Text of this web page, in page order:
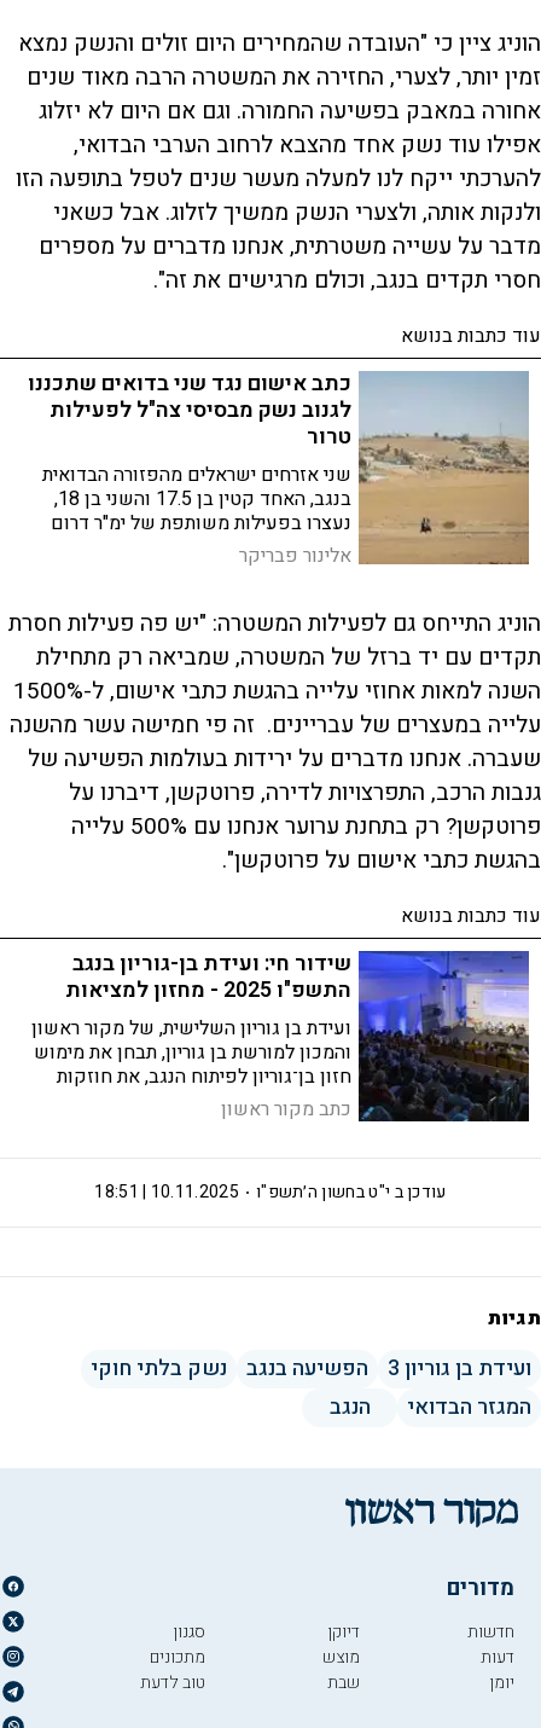
הוניג ציין כי "העובדה שהמחירים היום זולים והנשק נמצא
זמין יותר, לצערי, החזירה את המשטרה הרבה מאוד שנים
אחורה במאבק בפשיעה החמורה. וגם אם היום לא יזלוג
אפילו עוד נשק אחד מהצבא לרחוב הערבי הבדואי,
להערכתי ייקח לנו למעלה מעשר שנים לטפל בתופעה הזו
ולנקות אותה, ולצערי הנשק ממשיך לזלוג. אבל כשאני
מדבר על עשייה משטרתית, אנחנו מדברים על מספרים
חסרי תקדים בנגב, וכולם מרגישים את זה".
עוד כתבות בנושא
כתב אישום נגד שני בדואים שתכננו
לגנוב נשק מבסיסי צה"ל לפעילות
טרור
שני אזרחים ישראלים מהפזורה הבדואית
בנגב, האחד קטין בן 17.5 והשני בן 18,
נעצרו בפעילות משותפת של ימ"ר דרום
ושב"כ
אלינור פבריקר
הוניג התייחס גם לפעילות המשטרה: "יש פה פעילות חסרת
תקדים עם יד ברזל של המשטרה, שמביאה רק מתחילת
השנה למאות אחוזי עלייה בהגשת כתבי אישום, ל-1500%
עלייה במעצרים של עבריינים. זה פי חמישה עשר מהשנה
שעברה. אנחנו מדברים על ירידות בעולמות הפשיעה של
גנבות הרכב, התפרצויות לדירה, פרוטקשן, דיברנו על
פרוטקשן? רק בתחנת ערוער אנחנו עם 500% עלייה
בהגשת כתבי אישום על פרוטקשן".
עוד כתבות בנושא
שידור חי: ועידת בן-גוריון בנגב
התשפ"ו 2025 - מחזון למציאות
ועידת בן גוריון השלישית, של מקור ראשון
והמכון למורשת בן גוריון, תבחן את מימוש
חזון בן־גוריון לפיתוח הנגב, את חוזקות
ואתגרי החברה הבדואית, ואת יחסי האדם
והמדבר לאור "דו"ח לזקן" של רמת הנגב
כתב מקור ראשון
י"ט בחשון ה׳תשפ"ו 10.11.2025 | 18:51 עודכן ב
תגיות
ועידת בן גוריון 3 הפשיעה בנגב
נשק בלתי חוקי
המגזר הבדואי
הנגב
מדורים
חדשות
דעות
יומן
דיוקן
מוצש
שבת
סגנון
מתכונים
טוב לדעת